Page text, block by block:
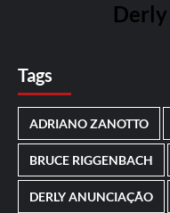
Tags
ADRIANO ZANOTTO
BRUCE RIGGENBACH
DERLY ANUNCIAÇÃO